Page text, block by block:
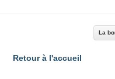
La
Retour à l'accueil